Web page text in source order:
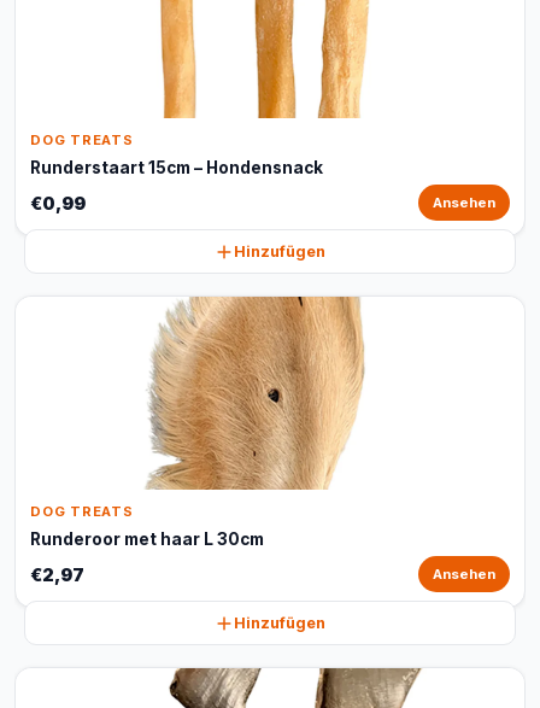
DOG TREATS
Runderstaart 15cm – Hondensnack
€0,99 Ansehen
Hinzufügen
DOG TREATS
Runderoor met haar L 30cm
€2,97 Ansehen
Hinzufügen